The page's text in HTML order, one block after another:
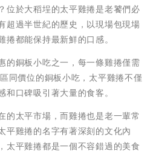
位於大稻埕的太平雞捲是老饕們必
超過半世紀的歷史，以現場包現場
都能保持最新鮮的口感。
的銅板小吃之一，每一條雞捲僅需
同價位的銅板小吃，太平雞捲不僅
口碑吸引著大量的食客。
的太平市場，而雞捲也是老一輩常
平雞捲的名字有著深刻的文化內
太平雞捲都是一個不容錯過的美食